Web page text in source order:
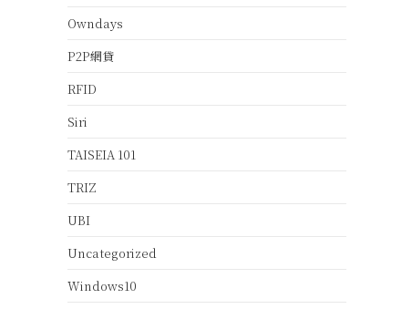
Owndays
P2P網貸
RFID
Siri
TAISEIA 101
TRIZ
UBI
Uncategorized
Windows10